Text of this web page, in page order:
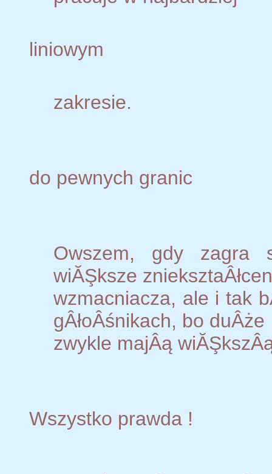
liniowym
zakresie.
do pewnych granic
Owszem, gdy zagra
wiĂŞksze
wzmacniacza, ale i tak
gÂłoÂśnikach, bo duÂże
zwykle majÂą
Wszystko prawda !